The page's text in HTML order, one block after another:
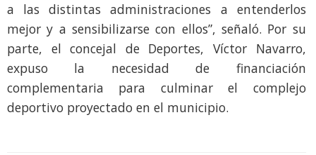
a las distintas administraciones a entenderlos
mejor y a sensibilizarse con ellos”, señaló. Por su
parte, el concejal de Deportes, Víctor Navarro,
expuso la necesidad de financiación
complementaria para culminar el complejo
deportivo proyectado en el municipio.